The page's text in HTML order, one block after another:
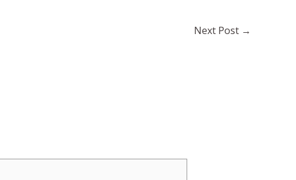
Next Post →